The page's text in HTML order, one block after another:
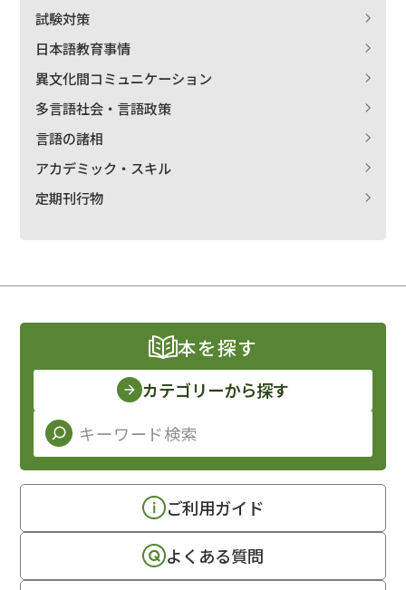
試験対策
日本語教育事情
異文化間コミュニケーション
多言語社会・言語政策
言語の諸相
アカデミック・スキル
定期刊行物
本を探す
カテゴリーから探す
ご利用ガイド
よくある質問